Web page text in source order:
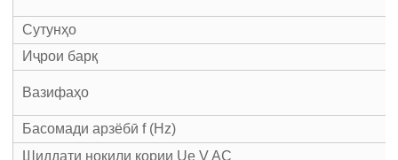
Сутунҳо
Иҷрои барқ
Вазифаҳо
Басомади арзёбӣ f (Hz)
Шиддати ноқили кории Ue V AC